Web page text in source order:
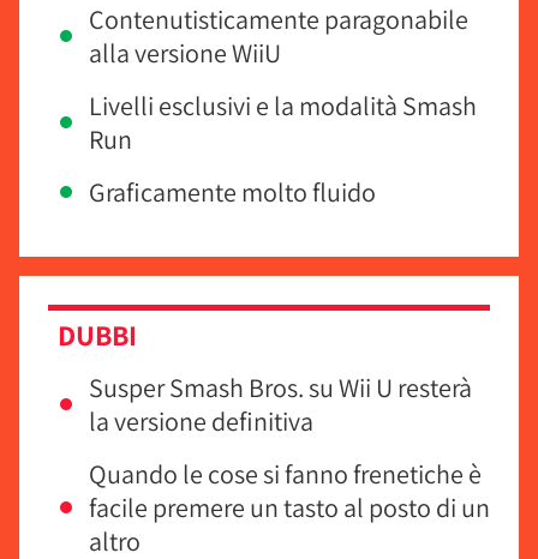
Contenutisticamente paragonabile
alla versione WiiU
Livelli esclusivi e la modalità Smash
Run
Graficamente molto fluido
DUBBI
Susper Smash Bros. su Wii U resterà
la versione definitiva
Quando le cose si fanno frenetiche è
facile premere un tasto al posto di un
altro